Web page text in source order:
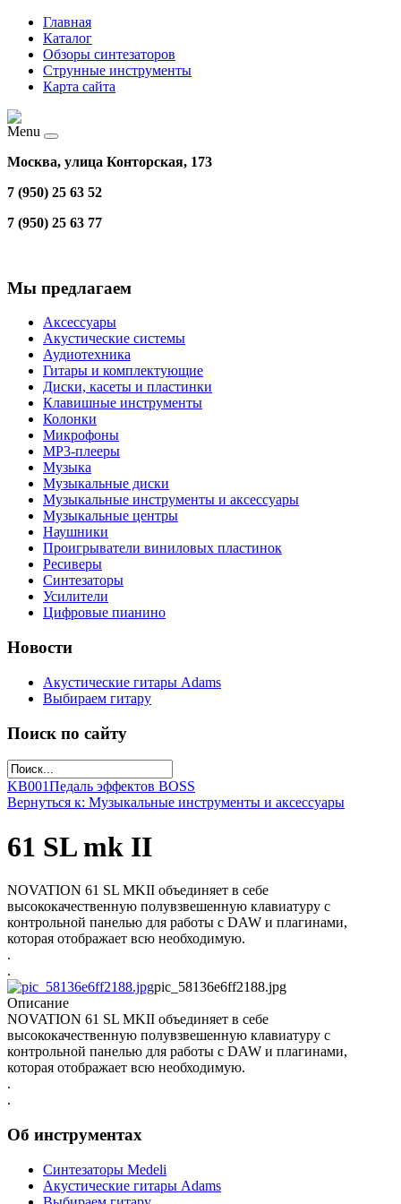
Главная
Каталог
Обзоры синтезаторов
Струнные инструменты
Карта сайта
Menu
Москва, улица Конторская, 173
7 (950) 25 63 52
7 (950) 25 63 77
Мы предлагаем
Аксессуары
Акустические системы
Аудиотехника
Гитары и комплектующие
Диски, касеты и пластинки
Клавишные инструменты
Колонки
Микрофоны
МР3-плееры
Музыка
Музыкальные диски
Музыкальные инструменты и аксессуары
Музыкальные центры
Наушники
Проигрыватели виниловых пластинок
Ресиверы
Синтезаторы
Усилители
Цифровые пианино
Новости
Акустические гитары Adams
Выбираем гитару
Поиск по сайту
KB001Педаль эффектов BOSS
Вернуться к: Музыкальные инструменты и аксессуары
61 SL mk II
NOVATION 61 SL MKII объединяет в себе
высококачественную полувзвешенную клавиатуру с
контрольной панелью для работы с DAW и плагинами,
которая отображает всю необходимую.
.
.
pic_58136e6ff2188.jpg
Описание
NOVATION 61 SL MKII объединяет в себе
высококачественную полувзвешенную клавиатуру с
контрольной панелью для работы с DAW и плагинами,
которая отображает всю необходимую.
.
.
Об инструментах
Синтезаторы Мedeli
Акустические гитары Adams